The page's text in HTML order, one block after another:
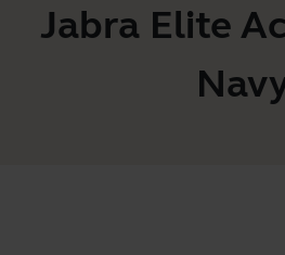
Jabra Elite